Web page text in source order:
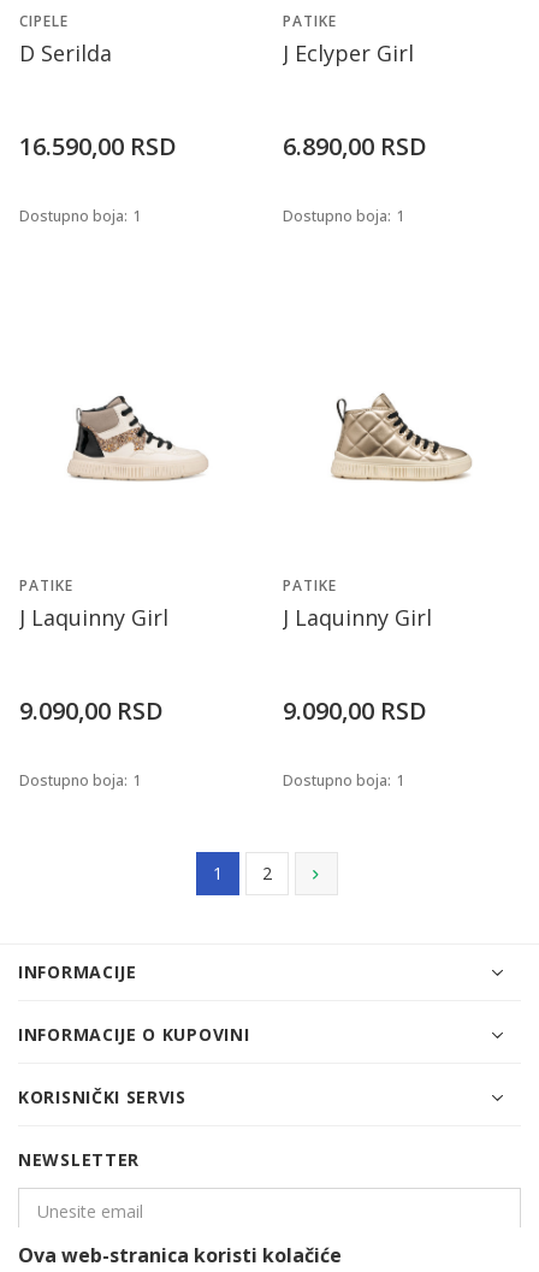
CIPELE
D Serilda
16.590,00 RSD
Dostupno boja: 1
PATIKE
J Eclyper Girl
6.890,00 RSD
Dostupno boja: 1
PATIKE
J Laquinny Girl
9.090,00 RSD
Dostupno boja: 1
PATIKE
J Laquinny Girl
9.090,00 RSD
Dostupno boja: 1
1 2
INFORMACIJE
INFORMACIJE O KUPOVINI
KORISNIČKI SERVIS
NEWSLETTER
Ova web-stranica koristi kolačiće